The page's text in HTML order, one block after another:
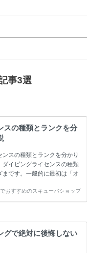
事3選
スの種類とランクを分
スの種類とランクを分かり
イビングライセンスの種類
まです。一般的に最初は「オ
ンスカードはダイビングの教
発行しています。教育機関
全管理、環境保全などの活
ングライセンスの種類はエン
からプロレベルのライセン
ます。各教育機関(指導団
おすすめのスキューバショップ
グで絶対に後悔しない